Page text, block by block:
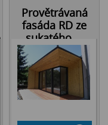
Provětrávaná
fasáda RD ze
sukatého ...